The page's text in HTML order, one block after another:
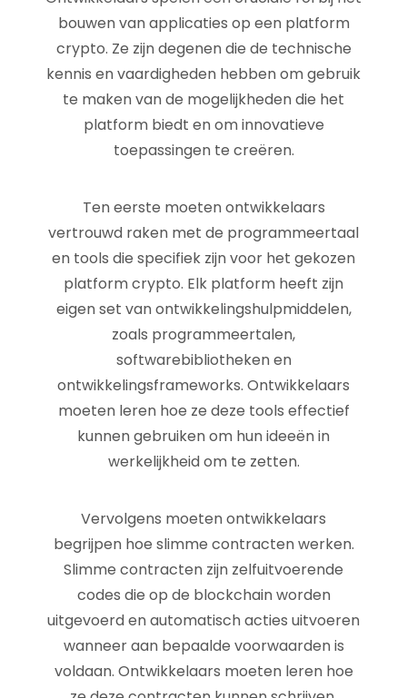
bouwen van applicaties op een platform
crypto. Ze zijn degenen die de technische
kennis en vaardigheden hebben om gebruik
te maken van de mogelijkheden die het
platform biedt en om innovatieve
toepassingen te creëren.
Ten eerste moeten ontwikkelaars
vertrouwd raken met de programmeertaal
en tools die specifiek zijn voor het gekozen
platform crypto. Elk platform heeft zijn
eigen set van ontwikkelingshulpmiddelen,
zoals programmeertalen,
softwarebibliotheken en
ontwikkelingsframeworks. Ontwikkelaars
moeten leren hoe ze deze tools effectief
kunnen gebruiken om hun ideeën in
werkelijkheid om te zetten.
Vervolgens moeten ontwikkelaars
begrijpen hoe slimme contracten werken.
Slimme contracten zijn zelfuitvoerende
codes die op de blockchain worden
uitgevoerd en automatisch acties uitvoeren
wanneer aan bepaalde voorwaarden is
voldaan. Ontwikkelaars moeten leren hoe